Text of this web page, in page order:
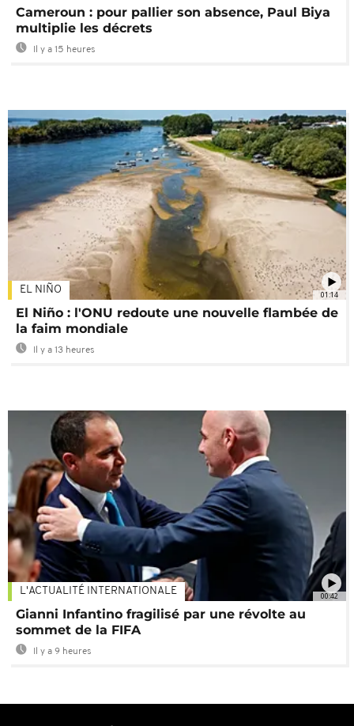
Cameroun : pour pallier son absence, Paul Biya
multiplie les décrets
Il y a 15 heures
01:14
EL NIÑO
El Niño : l'ONU redoute une nouvelle flambée de
la faim mondiale
Il y a 13 heures
00:42
L'ACTUALITÉ INTERNATIONALE
Gianni Infantino fragilisé par une révolte au
sommet de la FIFA
Il y a 9 heures